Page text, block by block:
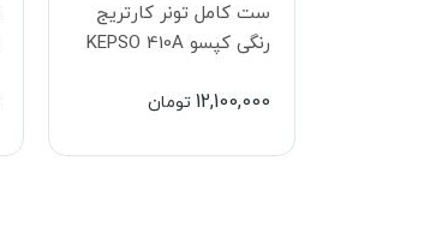
ست کامل تونر کارتریج
رنگی کپسو KEPSO 410A
12,100,000 تومان